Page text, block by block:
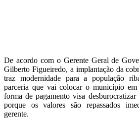
De acordo com o Gerente Geral de
Gilberto Figueiredo, a implantação da
traz modernidade para a população
parceria que vai colocar o município em
forma de pagamento visa
porque os valores são repassados
gerente.